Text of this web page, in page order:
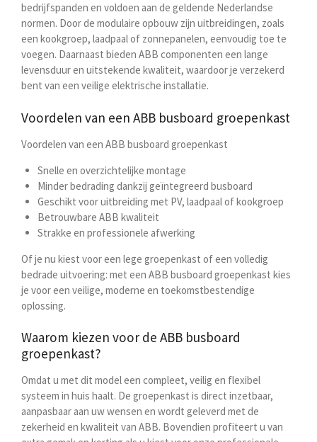
bedrijfspanden en voldoen aan de geldende Nederlandse
normen. Door de modulaire opbouw zijn uitbreidingen, zoals
een kookgroep, laadpaal of zonnepanelen, eenvoudig toe te
voegen. Daarnaast bieden ABB componenten een lange
levensduur en uitstekende kwaliteit, waardoor je verzekerd
bent van een veilige elektrische installatie.
Voordelen van een ABB busboard groepenkast
Voordelen van een ABB busboard groepenkast
Snelle en overzichtelijke montage
Minder bedrading dankzij geïntegreerd busboard
Geschikt voor uitbreiding met PV, laadpaal of kookgroep
Betrouwbare ABB kwaliteit
Strakke en professionele afwerking
Of je nu kiest voor een lege groepenkast of een volledig
bedrade uitvoering: met een ABB busboard groepenkast kies
je voor een veilige, moderne en toekomstbestendige
oplossing.
Waarom kiezen voor de ABB busboard
groepenkast?
Omdat u met dit model een compleet, veilig en flexibel
systeem in huis haalt. De groepenkast is direct inzetbaar,
aanpasbaar aan uw wensen en wordt geleverd met de
zekerheid en kwaliteit van ABB. Bovendien profiteert u van